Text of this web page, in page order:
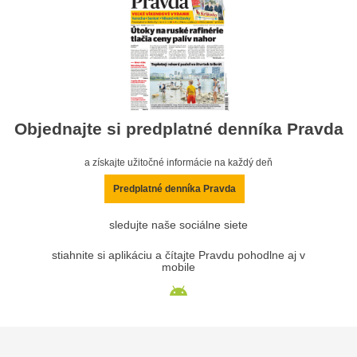
Objednajte si predplatné denníka Pravda
a získajte užitočné informácie na každý deň
Predplatné denníka Pravda
sledujte naše sociálne siete
stiahnite si aplikáciu a čítajte Pravdu pohodlne aj v
mobile